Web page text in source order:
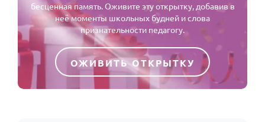
бесценная память. Оживите эту открытку, добавив в
неё моменты школьных будней и слова
признательности педагогу.
ОЖИВИТЬ ОТКРЫТКУ